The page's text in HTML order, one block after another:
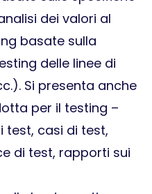
dei valori al
basate sulla
delle linee di
Si presenta anche
per il testing –
test, casi di test,
di test, rapporti sui